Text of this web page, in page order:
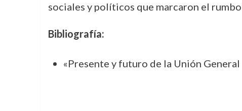
sociales y políticos que marcaron el
Bibliografía:
«Presente y futuro de la Unión